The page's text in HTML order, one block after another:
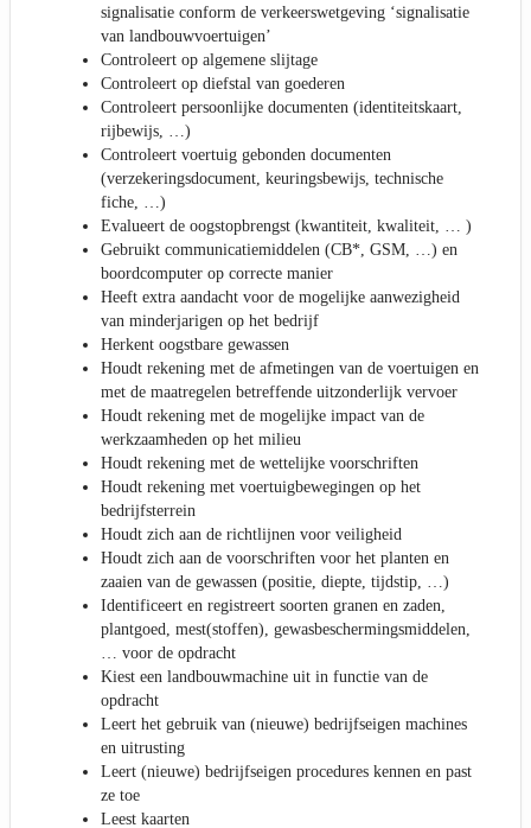
signalisatie conform de verkeerswetgeving ‘signalisatie
van landbouwvoertuigen’
Controleert op algemene slijtage
Controleert op diefstal van goederen
Controleert persoonlijke documenten (identiteitskaart,
rijbewijs, …)
Controleert voertuig gebonden documenten
(verzekeringsdocument, keuringsbewijs, technische
fiche, …)
Evalueert de oogstopbrengst (kwantiteit, kwaliteit, … )
Gebruikt communicatiemiddelen (CB*, GSM, …) en
boordcomputer op correcte manier
Heeft extra aandacht voor de mogelijke aanwezigheid
van minderjarigen op het bedrijf
Herkent oogstbare gewassen
Houdt rekening met de afmetingen van de voertuigen en
met de maatregelen betreffende uitzonderlijk vervoer
Houdt rekening met de mogelijke impact van de
werkzaamheden op het milieu
Houdt rekening met de wettelijke voorschriften
Houdt rekening met voertuigbewegingen op het
bedrijfsterrein
Houdt zich aan de richtlijnen voor veiligheid
Houdt zich aan de voorschriften voor het planten en
zaaien van de gewassen (positie, diepte, tijdstip, …)
Identificeert en registreert soorten granen en zaden,
plantgoed, mest(stoffen), gewasbeschermingsmiddelen,
… voor de opdracht
Kiest een landbouwmachine uit in functie van de
opdracht
Leert het gebruik van (nieuwe) bedrijfseigen machines
en uitrusting
Leert (nieuwe) bedrijfseigen procedures kennen en past
ze toe
Leest kaarten